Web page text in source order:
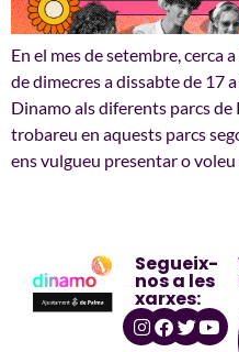
En el mes de setembre, cerca
de dimecres a dissabte de 17
Dinamo als diferents parcs
trobareu en aquests parcs
ens vulgueu presentar o
Segueix-
nos a les
xarxes: